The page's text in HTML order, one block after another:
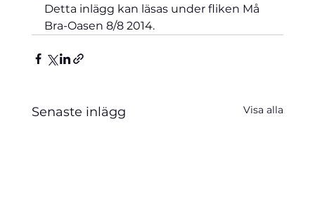
Detta inlägg kan läsas under fliken Må
Bra-Oasen 8/8 2014.
Senaste inlägg Visa alla